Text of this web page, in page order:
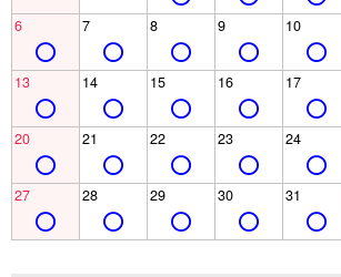
6 7 8 9 10
13 14 15 16 17
20 21 22 23 24
27 28 29 30 31